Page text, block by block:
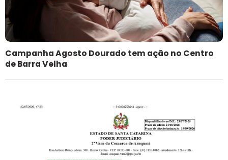
Campanha Agosto Dourado tem ação no Centro
de Barra Velha